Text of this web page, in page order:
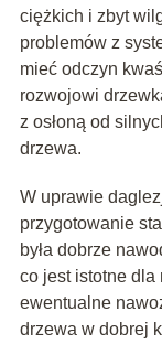
ciężkich i zbyt
problemów z
mieć odczyn
rozwojowi
z osłoną od
drzewa.
W uprawie
przygotowanie
była dobrze
co jest istotne dla
ewentualne
drzewa w dobrej